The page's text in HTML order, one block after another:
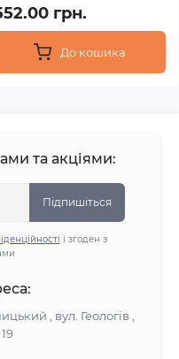
грн.
До кошика
та акціями:
Підпишіться
і згоден з
, вул. Геологів ,